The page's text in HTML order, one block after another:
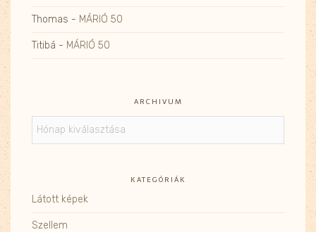
Thomas - MÁRIÓ 50
Titibá - MÁRIÓ 50
ARCHIVUM
Archivum
KATEGÓRIÁK
Látott képek
Szellem